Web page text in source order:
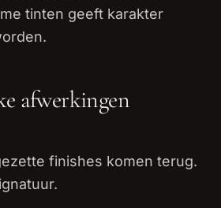
tinten geeft karakter
afwerkingen
finishes komen terug.